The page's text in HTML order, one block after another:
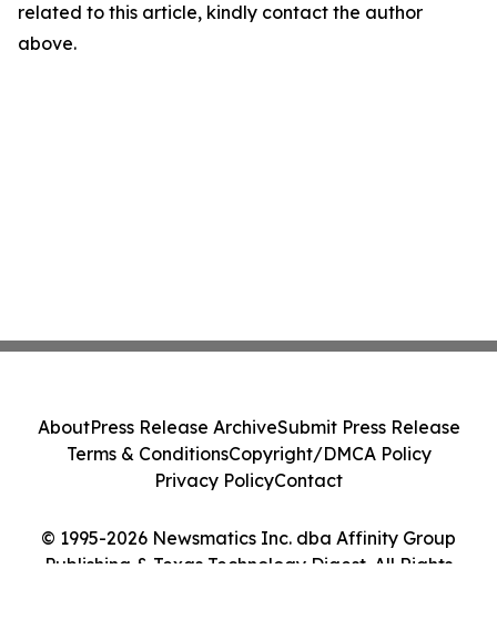
related to this article, kindly contact the author
above.
© 1995-2026 Newsmatics Inc. dba Affinity Group
Publishing & Texas Technology Digest. All Rights
AboutPress Release ArchiveSubmit Press Release
Terms & ConditionsCopyright/DMCA Policy
Privacy PolicyContact